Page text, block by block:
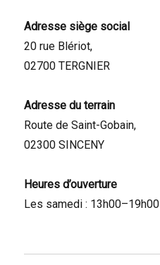
Adresse siège social
20 rue Blériot,
02700 TERGNIER
Adresse du terrain
Route de Saint-Gobain,
02300 SINCENY
Heures d’ouverture
Les samedi : 13h00–19h00